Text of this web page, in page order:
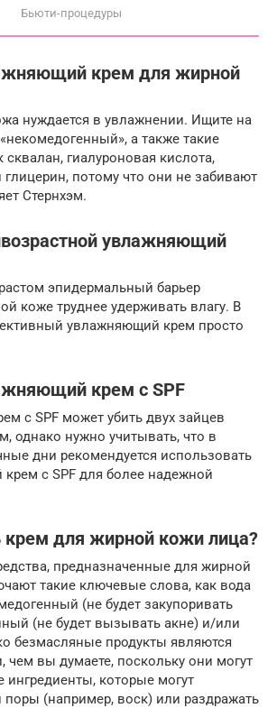
Бьюти-процедуры
крем для жирной
нуждается в увлажнении. Ищите на
а также такие
сквалан, гиалуроновая кислота,
потому что они не забивают
Стернхэм.
увлажняющий
эпидермальный барьер
коже труднее удерживать влагу. В
увлажняющий крем просто
крем с SPF
с SPF может убить двух зайцев
однако нужно учитывать, что в
дни рекомендуется использовать
с SPF для более надежной
крем для жирной кожи лица?
предназначенные для жирной
такие ключевые слова, как вода
(не будет закупоривать
(не будет вызывать акне) и/или
безмасляные продукты являются
вы думаете, поскольку они могут
ингредиенты, которые могут
поры (например, воск) или раздражать